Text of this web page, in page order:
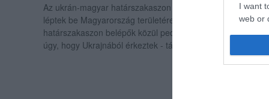
I want
web or
I want
I want
Az ukrán-magyar határszakaszon vasárnap 4670-en
léptek be Magyarország területére, a román-magyar
határszakaszon belépők közül pedig 4003-an nyilatkoztak
úgy, hogy Ukrajnából érkeztek - tájékoztat...